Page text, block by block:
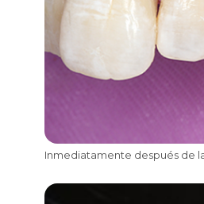
Inmediatamente después de